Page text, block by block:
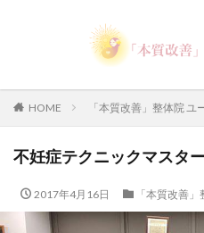
HOME 「本質改善」整体院 ユ
不妊症テクニックマスタ
2017年4月16日 「本質改善